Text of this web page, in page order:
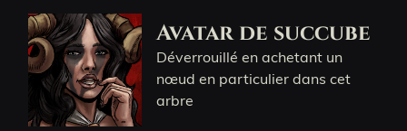
Avatar de succube
Déverrouillé en achetant un
nœud en particulier dans cet
arbre